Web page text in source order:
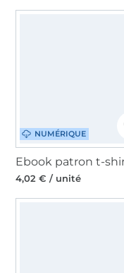
NUMÉRIQUE
4,02 € / unité